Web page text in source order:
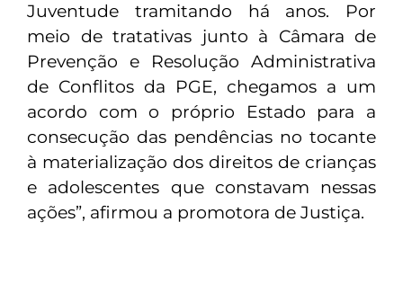
Juventude tramitando há anos. Por
meio de tratativas junto à Câmara de
Prevenção e Resolução Administrativa
de Conflitos da PGE, chegamos a um
acordo com o próprio Estado para a
consecução das pendências no tocante
à materialização dos direitos de crianças
e adolescentes que constavam nessas
ações”, afirmou a promotora de Justiça.